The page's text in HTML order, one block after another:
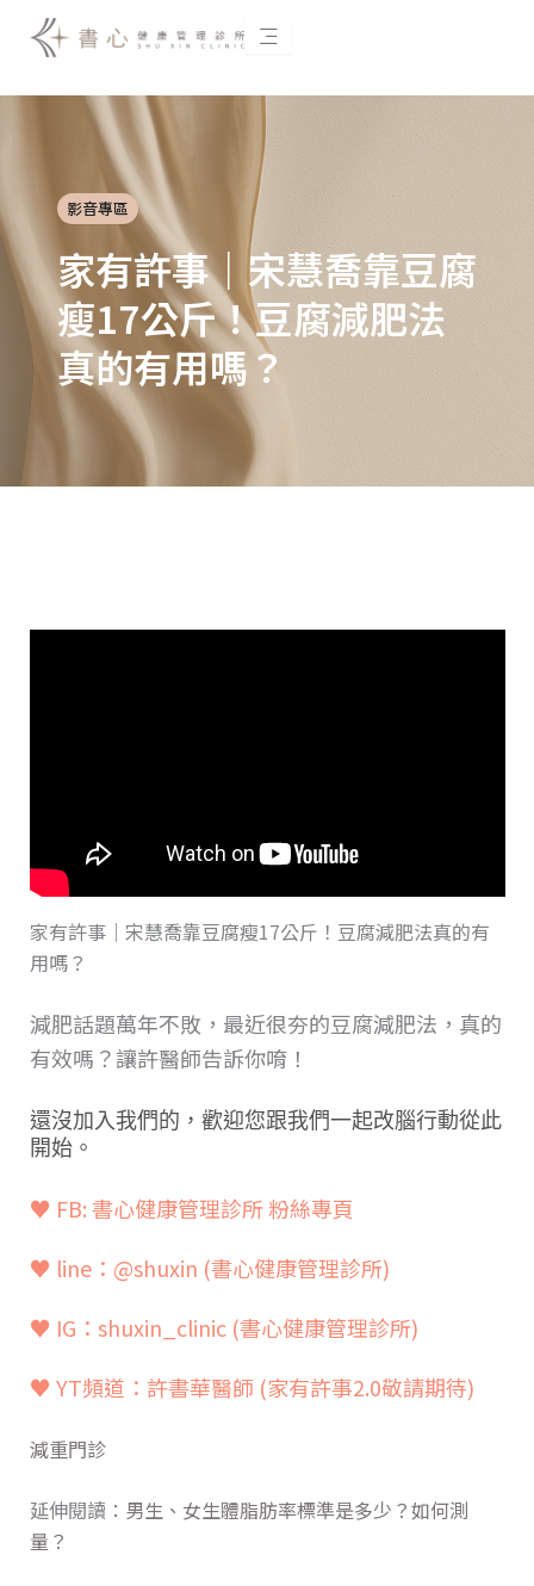
影音專區
家有許事｜宋慧喬靠豆腐
瘦17公斤！豆腐減肥法
真的有用嗎？
家有許事｜宋慧喬靠豆腐瘦17公斤！豆腐減肥法真的有
用嗎？
減肥話題萬年不敗，最近很夯的豆腐減肥法，真的
有效嗎？讓許醫師告訴你唷！
還沒加入我們的，歡迎您跟我們一起改腦行動從此
開始。
♥ FB: 書心健康管理診所 粉絲專頁
♥ line：@shuxin (書心健康管理診所)
♥ IG：shuxin_clinic (書心健康管理診所)
♥ YT頻道： 許書華醫師 (家有許事2.0敬請期待)
減重門診
延伸閱讀： 男生、女生體脂肪率標準是多少？如何測
量？